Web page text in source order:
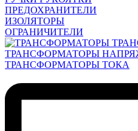
ПРЕДОХРАНИТЕЛИ
ИЗОЛЯТОРЫ
ОГРАНИЧИТЕЛИ
ТРАНСФОРМАТОРЫ
ТРАНСФОРМАТОРЫ ТОКА